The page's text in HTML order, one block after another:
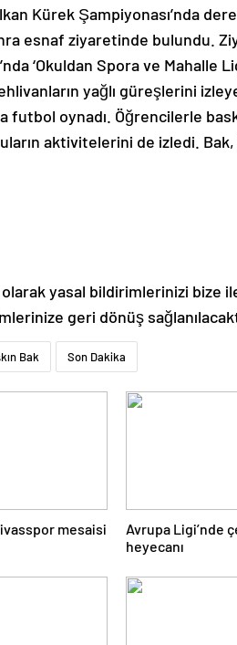
Kürek Şampiyonası’nda
esnaf ziyaretinde bulundu.
‘Okuldan Spora ve Mahalle
yağlı güreşlerini
futbol oynadı. Öğrencilerle
aktivitelerini de izledi. Bak,
yasal bildirimlerinizi bize
geri dönüş
Bak Son Dakika
mesaisi
Avrupa Ligi’nde
heyecanı